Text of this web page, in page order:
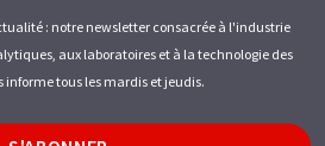
: notre newsletter consacrée à l'industrie
aux laboratoires et à la technologie des
informe tous les mardis et jeudis.